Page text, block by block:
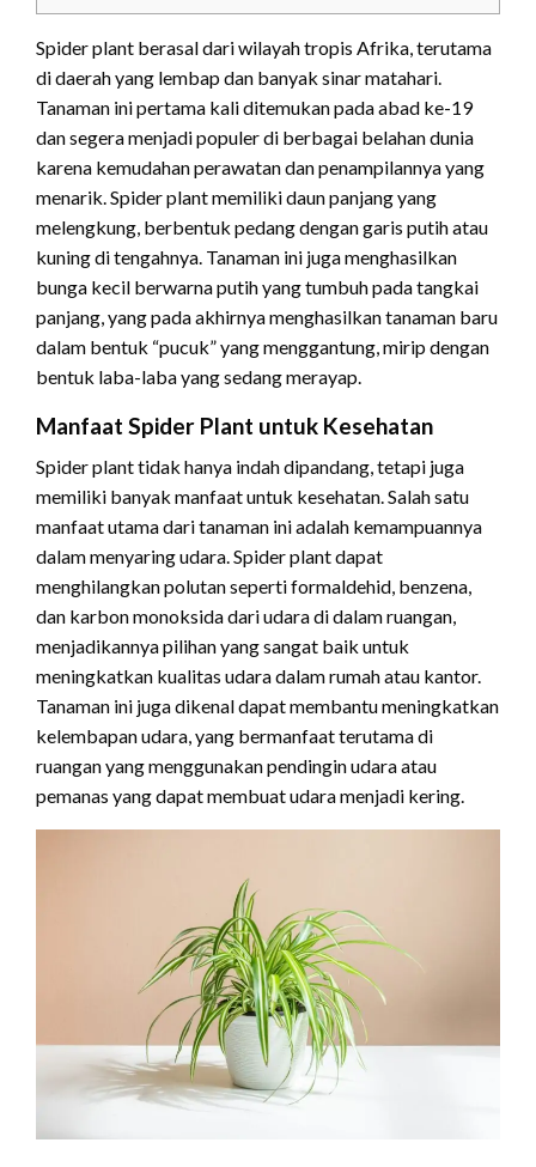
Spider plant berasal dari wilayah tropis Afrika, terutama
di daerah yang lembap dan banyak sinar matahari.
Tanaman ini pertama kali ditemukan pada abad ke-19
dan segera menjadi populer di berbagai belahan dunia
karena kemudahan perawatan dan penampilannya yang
menarik. Spider plant memiliki daun panjang yang
melengkung, berbentuk pedang dengan garis putih atau
kuning di tengahnya. Tanaman ini juga menghasilkan
bunga kecil berwarna putih yang tumbuh pada tangkai
panjang, yang pada akhirnya menghasilkan tanaman baru
dalam bentuk “pucuk” yang menggantung, mirip dengan
bentuk laba-laba yang sedang merayap.
Manfaat Spider Plant untuk Kesehatan
Spider plant tidak hanya indah dipandang, tetapi juga
memiliki banyak manfaat untuk kesehatan. Salah satu
manfaat utama dari tanaman ini adalah kemampuannya
dalam menyaring udara. Spider plant dapat
menghilangkan polutan seperti formaldehid, benzena,
dan karbon monoksida dari udara di dalam ruangan,
menjadikannya pilihan yang sangat baik untuk
meningkatkan kualitas udara dalam rumah atau kantor.
Tanaman ini juga dikenal dapat membantu meningkatkan
kelembapan udara, yang bermanfaat terutama di
ruangan yang menggunakan pendingin udara atau
pemanas yang dapat membuat udara menjadi kering.